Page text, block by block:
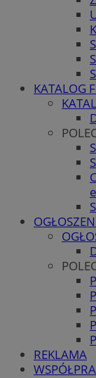
KATALOG
REKLAMA